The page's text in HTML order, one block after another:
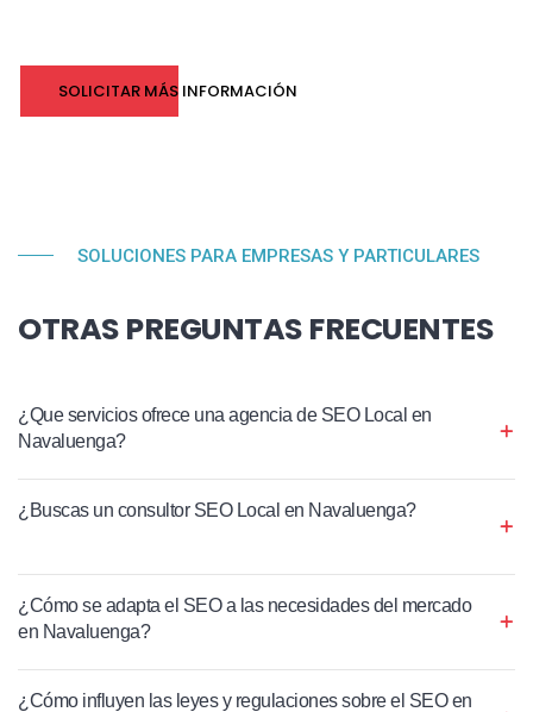
SOLICITAR MÁS INFORMACIÓN
SOLUCIONES PARA EMPRESAS Y PARTICULARES
OTRAS PREGUNTAS FRECUENTES
¿Que servicios ofrece una agencia de SEO Local en
Navaluenga?
¿Buscas un consultor SEO Local en Navaluenga?
¿Cómo se adapta el SEO a las necesidades del mercado
en Navaluenga?
¿Cómo influyen las leyes y regulaciones sobre el SEO en